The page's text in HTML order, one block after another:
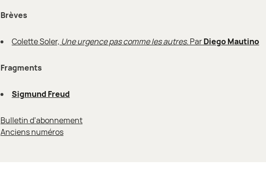
Brèves
Colette Soler, Une urgence pas comme les autres. ParDiego Mautino
Fragments
Sigmund Freud
Bulletin d’abonnement
Anciens numéros